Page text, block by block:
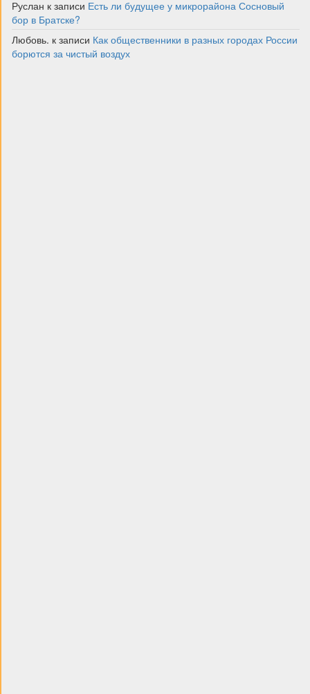
Руслан к записи Есть ли будущее у микрорайона Сосновый
бор в Братске?
Любовь. к записи Как общественники в разных городах России
борются за чистый воздух